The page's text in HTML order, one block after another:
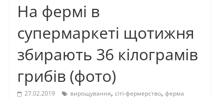
На фермі в
супермаркеті щотижня
збирають 36 кілограмів
грибів (фото)
27.02.2019 вирощування, сіті-фермерство, ферма